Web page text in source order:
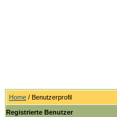
Home / Benutzerprofil
Registrierte Benutzer